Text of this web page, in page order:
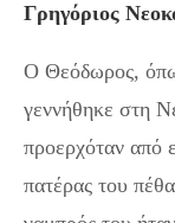
Γρηγόριος
Ο Θεόδωρος,
γεννήθηκε στη
προερχόταν από
πατέρας του